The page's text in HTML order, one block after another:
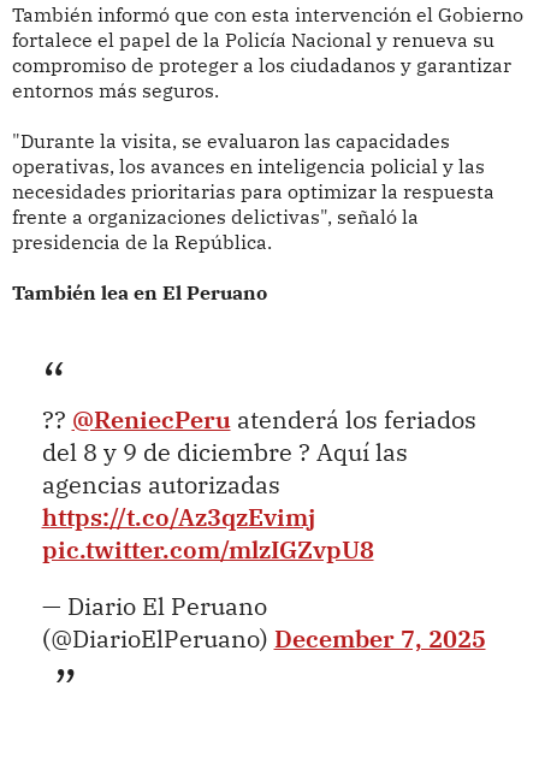
También informó que con esta intervención el Gobierno
fortalece el papel de la Policía Nacional y renueva su
compromiso de proteger a los ciudadanos y garantizar
entornos más seguros.
"Durante la visita, se evaluaron las capacidades
operativas, los avances en inteligencia policial y las
necesidades prioritarias para optimizar la respuesta
frente a organizaciones delictivas", señaló la
presidencia de la República.
También lea en El Peruano
?? @ReniecPeruatenderá los feriados
del 8 y 9 de diciembre ? Aquí las
agencias autorizadas
https://t.co/Az3qzEvimj
pic.twitter.com/mlzIGZvpU8
— Diario El Peruano
(@DiarioElPeruano) December 7, 2025